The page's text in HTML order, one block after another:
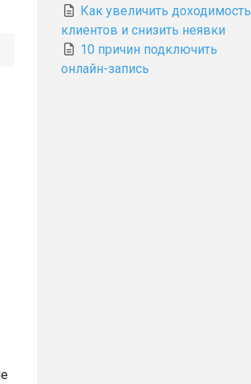
Как увеличить доходимость
клиентов и снизить неявки
10 причин подключить
онлайн-запись